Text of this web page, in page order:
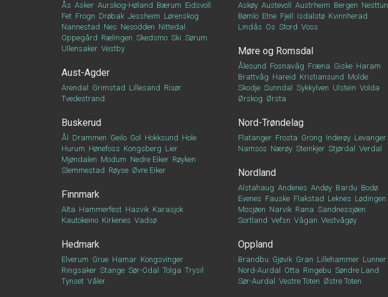
Ås Asker Aurskog-Høland Bærum Eidsvoll
Fet Frogn Drøbak Jessheim Lørenskog
Nannestad Nes Nesodden Nittedal
Oppegård Rælingen Skedsmo Ski Sørum
Ullensaker Vestby
Aust-Agder
Arendal Grimstad Lillesand Risør
Tvedestrand
Buskerud
Ål Drammen Geilo Gol Hokksund Hole
Hurum Hønefoss Kongsberg Lier
Mjøndalen Modum Nedre Eiker Røyken
Slemmestad Røyse Øvre Eiker
Finnmark
Alta Hammerfest Hasvik Karasjok
Kautokeino Kirkenes Vadsø
Hedmark
Elverum Grue Hamar Kongsvinger
Ringsaker Stange Sør-Odal Tolga Trysil
Tynset Våler
Askøy Austevoll Austrheim Bergen Nesttun
Bømlo Etne Fjell Isdalstø Kvinnherad
Lindås Os Stord Voss
Møre og Romsdal
Ålesund Fosnavåg Fræna Giske Haram
Brattvåg Hareid Kristiansund Molde
Skodje Sunndal Sykkylven Ulstein Volda
Ørskog Ørsta
Nord-Trøndelag
Flatanger Frosta Grong Inderøy Levanger
Namsos Nærøy Steinkjer Stjørdal Verdal
Nordland
Alstahaug Andenes Andøy Bardu Bodø
Evenes Fauske Flakstad Leknes Lødingen
Mosjøen Narvik Rana Sandnessjøen
Sortland Vefsn Vågan Vestvågøy
Oppland
Brandbu Gjøvik Gran Lillehammer Lunner
Nord-Aurdal
Otta Ringebu Søndre Land
Sør-Aurdal
Vestre Toten Østre Toten